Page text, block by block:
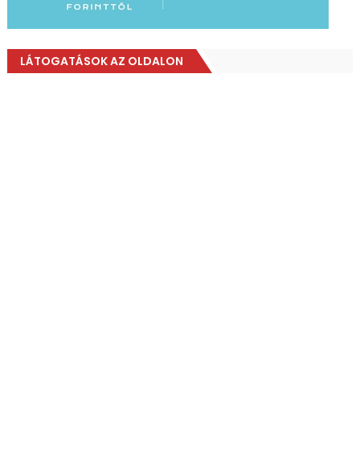
LÁTOGATÁSOK AZ OLDALON